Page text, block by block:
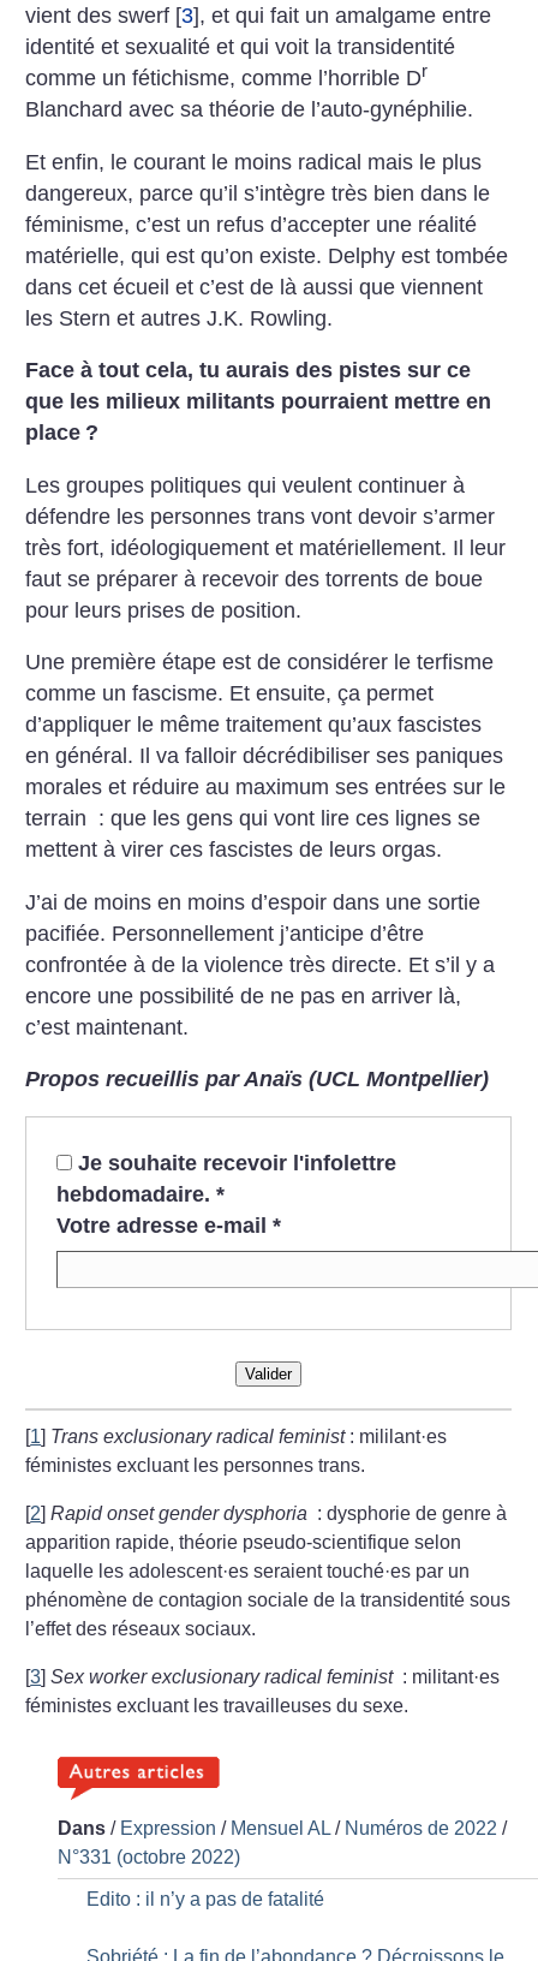
vient des swerf [3], et qui fait un amalgame entre
identité et sexualité et qui voit la transidentité
comme un fétichisme, comme l’horrible Dr
Blanchard avec sa théorie de l’auto-gynéphilie.
Et enfin, le courant le moins radical mais le plus
dangereux, parce qu’il s’intègre très bien dans le
féminisme, c’est un refus d’accepter une réalité
matérielle, qui est qu’on existe. Delphy est tombée
dans cet écueil et c’est de là aussi que viennent
les Stern et autres J.K. Rowling.
Face à tout cela, tu aurais des pistes sur ce
que les milieux militants pourraient mettre en
place ?
Les groupes politiques qui veulent continuer à
défendre les personnes trans vont devoir s’armer
très fort, idéologiquement et matériellement. Il leur
faut se préparer à recevoir des torrents de boue
pour leurs prises de position.
Une première étape est de considérer le terfisme
comme un fascisme. Et ensuite, ça permet
d’appliquer le même traitement qu’aux fascistes
en général. Il va falloir décrédibiliser ses paniques
morales et réduire au maximum ses entrées sur le
terrain : que les gens qui vont lire ces lignes se
mettent à virer ces fascistes de leurs orgas.
J’ai de moins en moins d’espoir dans une sortie
pacifiée. Personnellement j’anticipe d’être
confrontée à de la violence très directe. Et s’il y a
encore une possibilité de ne pas en arriver là,
c’est maintenant.
Propos recueillis par Anaïs (UCL Montpellier)
Je souhaite recevoir l'infolettre
hebdomadaire. *
Votre adresse e-mail *
Valider
[1] Trans exclusionary radical feminist: mililant·es
féministes excluant les personnes trans.
[2]Rapid onset gender dysphoria : dysphorie de genre à
apparition rapide, théorie pseudo-scientifique selon
laquelle les adolescent·es seraient touché·es par un
phénomène de contagion sociale de la transidentité sous
l’effet des réseaux sociaux.
[3]Sex worker exclusionary radical feminist: militant·es
féministes excluant les travailleuses du sexe.
Dans / Expression / Mensuel AL / Numéros de 2022 /
N°331 (octobre 2022)
Edito : il n’y a pas de fatalité
Sobriété : La fin de l’abondance ? Décroissons le